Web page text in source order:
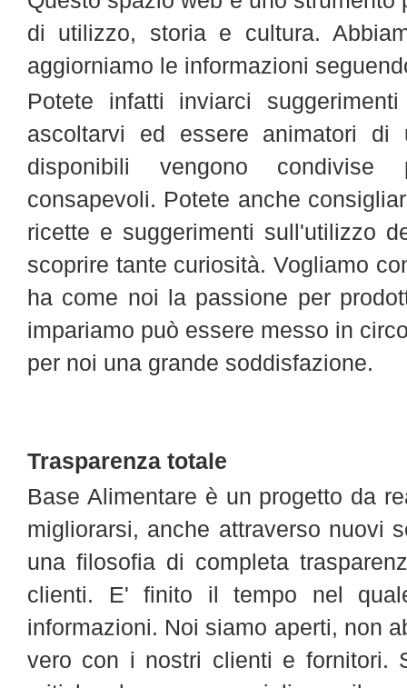
di utilizzo, storia e cultura.
aggiorniamo le informazioni
Potete infatti inviarci
ascoltarvi ed essere animatori di
disponibili vengono
consapevoli. Potete anche
ricette e suggerimenti sull'utilizzo
scoprire tante curiosità. Vogliamo
ha come noi la passione per
impariamo può essere messo in
per noi una grande soddisfazione.
Trasparenza totale
Base Alimentare è un progetto da
migliorarsi, anche attraverso nuovi
una filosofia di completa
clienti. E' finito il tempo nel
informazioni. Noi siamo aperti, non
vero con i nostri clienti e fornitori.